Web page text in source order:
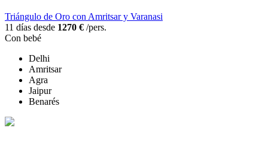
Triángulo de Oro con Amritsar y Varanasi
11 días desde 1270 € /pers.
Con bebé
Delhi
Amritsar
Agra
Jaipur
Benarés